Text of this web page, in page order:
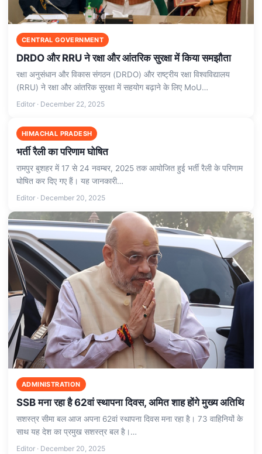
CENTRAL GOVERNMENT
DRDO और RRU ने रक्षा और आंतरिक सुरक्षा में किया समझौता
रक्षा अनुसंधान और विकास संगठन (DRDO) और राष्ट्रीय रक्षा विश्वविद्यालय
(RRU) ने रक्षा और आंतरिक सुरक्षा में सहयोग बढ़ाने के लिए MoU…
Editor · December 22, 2025
HIMACHAL PRADESH
भर्ती रैली का परिणाम घोषित
रामपुर बुशहर में 17 से 24 नवम्बर, 2025 तक आयोजित हुई भर्ती रैली के परिणाम
घोषित कर दिए गए हैं। यह जानकारी…
Editor · December 20, 2025
ADMINISTRATION
SSB मना रहा है 62वां स्थापना दिवस, अमित शाह होंगे मुख्य अतिथि
सशस्त्र सीमा बल आज अपना 62वां स्थापना दिवस मना रहा है। 73 वाहिनियों के
साथ यह देश का प्रमुख सशस्त्र बल है।…
Editor · December 20, 2025